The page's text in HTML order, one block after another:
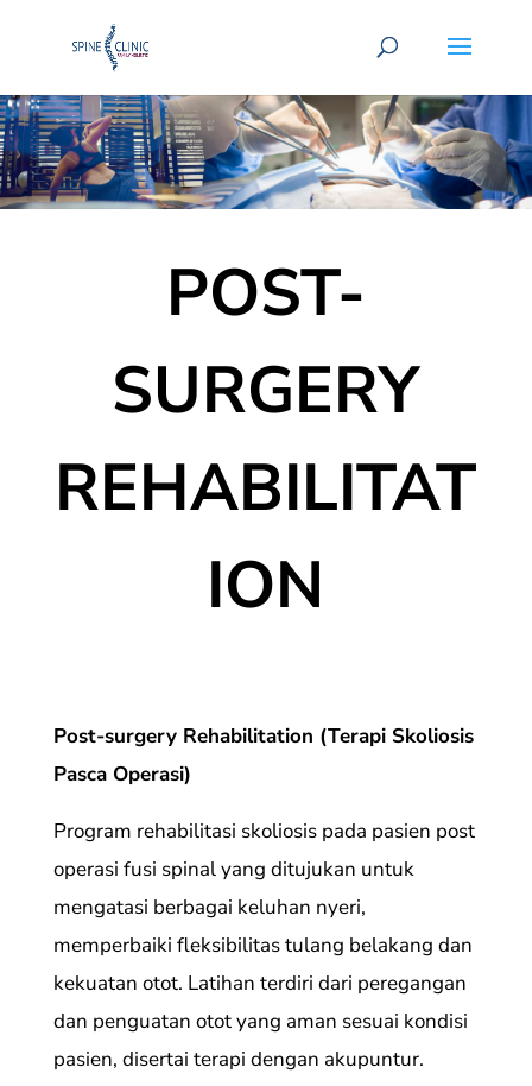
POST-
SURGERY
REHABILITAT
ION
Post-surgery Rehabilitation (Terapi Skoliosis
Pasca Operasi)
Program rehabilitasi skoliosis pada pasien post
operasi fusi spinal yang ditujukan untuk
mengatasi berbagai keluhan nyeri,
memperbaiki fleksibilitas tulang belakang dan
kekuatan otot. Latihan terdiri dari peregangan
dan penguatan otot yang aman sesuai kondisi
pasien, disertai terapi dengan akupuntur.